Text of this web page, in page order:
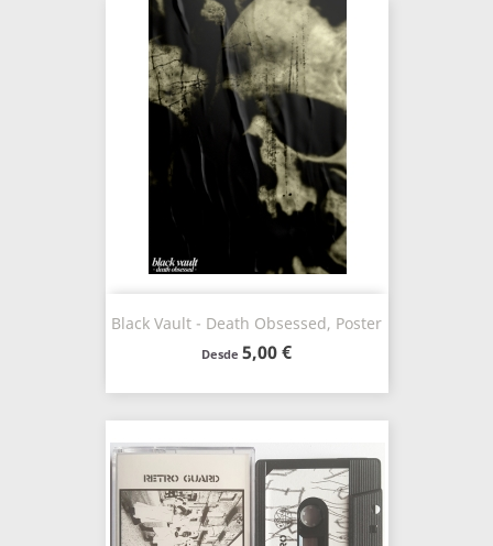
Black Vault - Death Obsessed, Poster
Desde 5,00 €